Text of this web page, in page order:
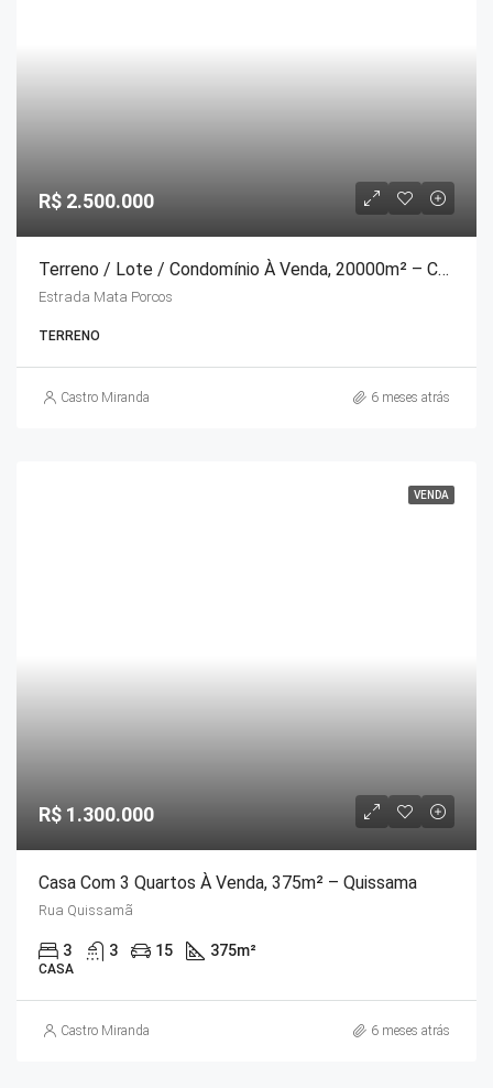
R$ 2.500.000
Terreno / Lote / Condomínio À Venda, 20000m² – Correas
Estrada Mata Porcos
TERRENO
Castro Miranda 6 meses atrás
VENDA
R$ 1.300.000
Casa Com 3 Quartos À Venda, 375m² – Quissama
Rua Quissamã
3 3 15 375m²
CASA
Castro Miranda 6 meses atrás